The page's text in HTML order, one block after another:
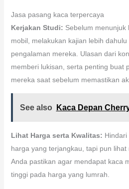
Jasa pasang kaca terpercaya
Kerjakan Studi: Sebelum menunjuk
mobil, melakukan kajian lebih
pengalaman mereka. Ulasan dari
memberi lukisan, serta penting buat
mereka saat sebelum memastikan
See also Kaca Depan
Lihat Harga serta Kwalitas:
harga yang terjangkau, tapi pun lihat
Anda pastikan agar mendapat kaca
tinggi pada harga yang lumrah.